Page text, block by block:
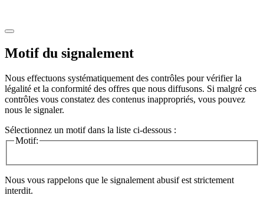
Motif du signalement
Nous effectuons systématiquement des contrôles pour vérifier la
légalité et la conformité des offres que nous diffusons. Si malgré ces
contrôles vous constatez des contenus inappropriés, vous pouvez
nous le signaler.
Sélectionnez un motif dans la liste ci-dessous :
Motif:
Nous vous rappelons que le signalement abusif est strictement
interdit.